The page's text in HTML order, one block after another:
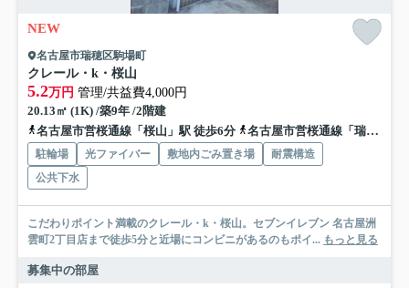
NEW
名古屋市瑞穂区駒場町
クレール・k・桜山
5.2万円 管理/共益費4,000円
20.13㎡ (1K) /築9年 /2階建
名古屋市営桜通線「桜山」駅 徒歩6分
名古屋市営桜通線「瑞穂区役所」駅 徒歩9分
駐輪場 光ファイバー 敷地内ごみ置き場
耐震構造
公共下水
こだわりポイント満載のクレール・k・桜山。セブンイレブン 名古屋洲
雲町2丁目店まで徒歩5分と近場にコンビニがあるのもポイ... もっと見る
募集中の部屋